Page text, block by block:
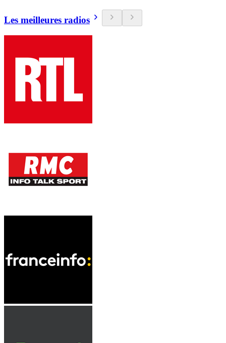
Les meilleures radios